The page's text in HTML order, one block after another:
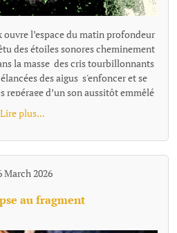
l’espace du matin profondeur
des étoiles sonores cheminement
la masse des cris tourbillonnants
des aigus s'enfoncer et se
repérage d’un son aussitôt emmêlé
joyeuse s’enfoncer jusqu'au cou
bée, souriante se noyer, emporté
Lire plus...
March 2026
au fragment